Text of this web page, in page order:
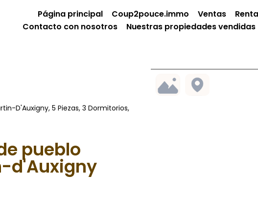
Página principal Coup2pouce.immo Ventas
Contacto con nosotros
Nuestras propiedades vendidas
D'Auxigny, 5 Piezas, 3 Dormitorios,
pueblo
d'Auxigny